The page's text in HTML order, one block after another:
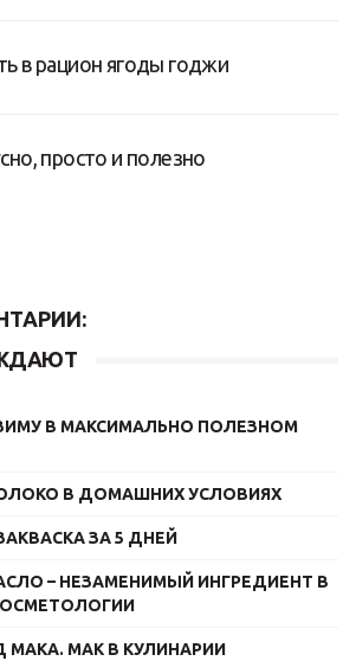
в рацион ягоды годжи
просто и полезно
В МАКСИМАЛЬНО ПОЛЕЗНОМ
В ДОМАШНИХ УСЛОВИЯХ
ЗА 5 ДНЕЙ
– НЕЗАМЕНИМЫЙ ИНГРЕДИЕНТ В
МАКА. МАК В КУЛИНАРИИ